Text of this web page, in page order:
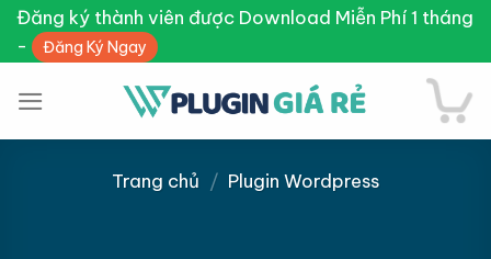
Skip
content
Đăng ký thành viên được Download Miễn Phí 1 tháng
-
Đăng Ký Ngay
Trang chủ / Plugin Wordpress